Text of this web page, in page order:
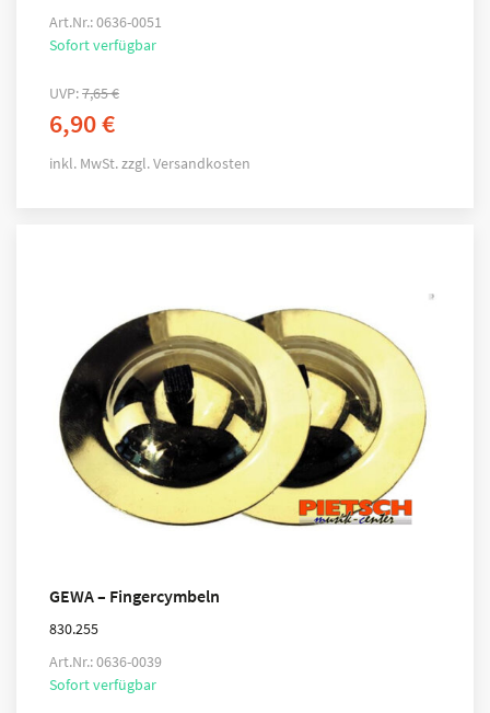
Art.Nr.: 0636-0051
Sofort verfügbar
UVP:7,65€
6,90€
inkl. MwSt. zzgl.Versandkosten
GEWA – Fingercymbeln
830.255
Art.Nr.: 0636-0039
Sofort verfügbar